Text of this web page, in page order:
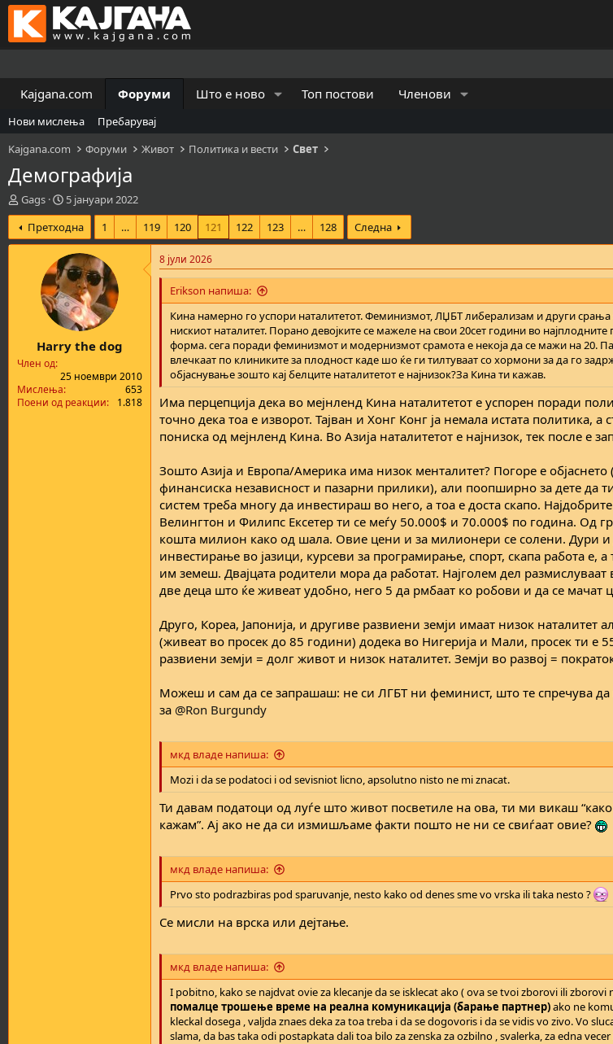
Kajgana.com Форуми Што е ново Топ постови Членови
Нови мислења
Пребарувај
Kajgana.com
Форуми Живот Политика и вести Свет
Демографија
К
р
е
а
м
т
а
Gags
В
р
е
м
е
н
а
з
а
п
о
н
у
в
5 јануари 2022
Претходна
1 … 119 120 121 122 123 … 128 Следна
Harry the dog
Член од
25 ноември 2010
Мислења
653
Поени од реакции
1.818
8 јули 2026
Erikson напиша:
Кина намерно го успори наталитетот. Феминизмот, ЛЏБТ либерализам и други срања
нискиот наталитет. Порано девојките се мажеле на свои 20сет години во
форма. сега поради феминизмот и модернизмот срамота е некоја да се мажи на 20.
влечкаат по клиниките за плодност каде шо ќе ги тилтуваат со хормони за да го
објаснување зошто кај белците наталитетот е најнизок?За Кина ти кажав.
Има перцепција дека во мејнленд Кина наталитетот е успорен поради
точно дека тоа е изворот. Тајван и Хонг Конг ја немала истата политика, а
пониска од мејнленд Кина. Во Азија наталитетот е најнизок, тек после е
Зошто Азија и Европа/Америка има низок менталитет? Погоре е
финансиска независност и пазарни прилики), али поопширно за дете да
систем треба многу да инвестираш во него, а тоа е доста скапо.
Велингтон и Филипс Ексетер ти се меѓу 50.000$ и 70.000$ по година. Од
кошта милион како од шала. Овие цени и за милионери се солени. Дури
инвестирање во јазици, курсеви за програмирање, спорт, скапа работа е, а
им земеш. Двајцата родители мора да работат. Најголем дел
две деца што ќе живеат удобно, него 5 да рмбаат ко робови и да се мачат
Друго, Кореа, Јапонија, и другиве развиени земји имаат низок наталитет
(живеат во просек до 85 години) додека во Нигерија и Мали, просек ти е
развиени земји = долг живот и низок наталитет. Земји во развој =
Можеш и сам да се запрашаш: не си ЛГБТ ни феминист, што те спречува
за @Ron Burgundy
мкд владе напиша:
Mozi i da se podatoci i od sevisniot licno, apsolutno nisto ne mi znacat.
Ти давам податоци од луѓе што живот посветиле на ова, ти ми викаш “како
кажам”. Ај ако не да си измишљаме факти пошто не ни се свиѓаат овие?
мкд владе напиша:
Prvo sto podrazbiras pod sparuvanje, nesto kako od denes sme vo vrska ili taka nesto ?
Се мисли на врска или дејтање.
мкд владе напиша:
I pobitno, kako se najdvat ovie za klecanje da se isklecat ako ( ova se tvoi zborovi ili
помалце трошење време на реална комуникација (барање партнер)ako ne
kleckal dosega , valjda znaes deka za toa treba i da se dogovoris i da se vidis vo zivo. Vo
slama, da bas taka odi postapkata dali toa bilo za zenska za ozbilno , svalerka, za edna vecer